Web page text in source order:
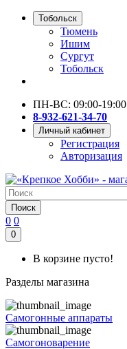
Тобольск
Тюмень
Ишим
Сургут
Тобольск
ПН-ВС: 09:00-19:00
8-932-621-34-70
Личный кабинет
Регистрация
Авторизация
Поиск
0 0
0
В корзине пусто!
Разделы магазина
Самогонные аппараты
Самогоноварение